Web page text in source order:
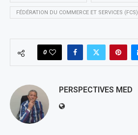
FÉDÉRATION DU COMMERCE ET SERVICES (FCS)
0
PERSPECTIVES MED